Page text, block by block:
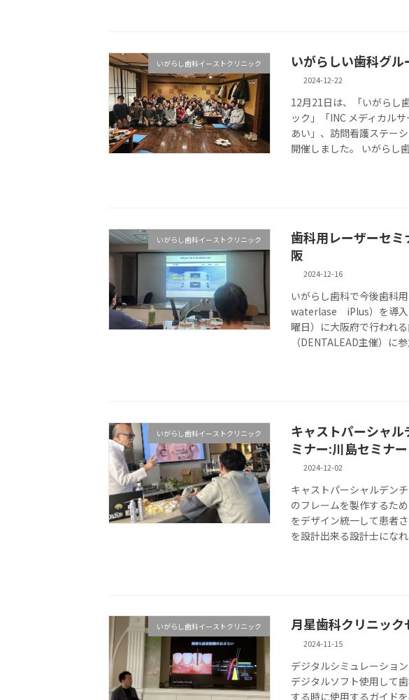
いがらし歯科イーストクリニック いがらしい歯科グ
2024-12-22
12月21日は、「いがらし
ック」「INC メディカル
あい」、訪問看護ステー
開催しました。 いがらし
いがらし歯科イーストクリニック
歯科用レーザーセ
阪
2024-12-16
いがらし歯科で今後歯科
waterlase iPlus）を導入
曜日）に大阪府で行われ
（DENTALEAD主催）に
いがらし歯科イーストクリニック
キャストパーシャ
ミナー:川島セミナー
2024-12-02
キャストパーシャルデン
のフレームを製作するた
をデザイン統一して患者
を設計出来る設計士にな
いがらし歯科イーストクリニック 月星歯科クリニック
2024-11-15
デジタルシミュレーショ
デジタルソフト使用して
する時に使用するガイド